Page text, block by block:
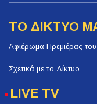
ΤΟ ΔΙΚΤΥΟ
Αφιέρωμα Πρεμιέρας
Σχετικά με το Δίκτυο
LIVE TV